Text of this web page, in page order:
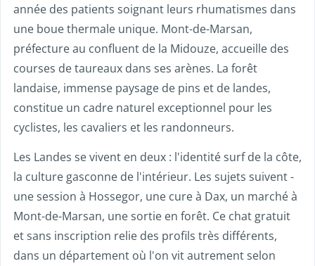
année des patients soignant leurs rhumatismes dans
une boue thermale unique. Mont-de-Marsan,
préfecture au confluent de la Midouze, accueille des
courses de taureaux dans ses arènes. La forêt
landaise, immense paysage de pins et de landes,
constitue un cadre naturel exceptionnel pour les
cyclistes, les cavaliers et les randonneurs.
Les Landes se vivent en deux : l'identité surf de la côte,
la culture gasconne de l'intérieur. Les sujets suivent -
une session à Hossegor, une cure à Dax, un marché à
Mont-de-Marsan, une sortie en forêt. Ce chat gratuit
et sans inscription relie des profils très différents,
dans un département où l'on vit autrement selon